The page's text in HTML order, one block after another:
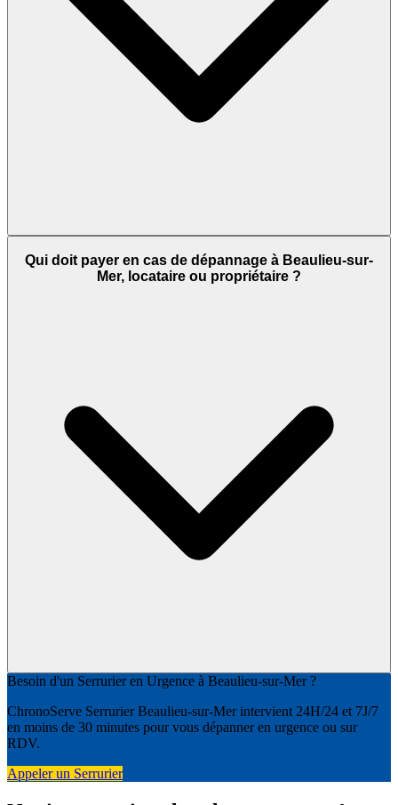
Qui doit payer en cas de dépannage à Beaulieu-sur-
Mer, locataire ou propriétaire ?
Besoin d'un Serrurier en Urgence à Beaulieu-sur-Mer ?
ChronoServe Serrurier Beaulieu-sur-Mer intervient 24H/24 et 7J/7
en moins de 30 minutes pour vous dépanner en urgence ou sur
RDV.
Appeler un Serrurier